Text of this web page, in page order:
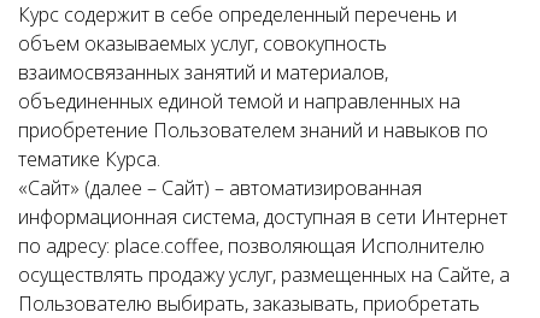
Курс содержит в себе определенный перечень и
объем оказываемых услуг, совокупность
взаимосвязанных занятий и материалов,
объединенных единой темой и направленных на
приобретение Пользователем знаний и навыков по
тематике Курса.
«Сайт» (далее – Сайт) – автоматизированная
информационная система, доступная в сети Интернет
по адресу: place.coffee, позволяющая Исполнителю
осуществлять продажу услуг, размещенных на Сайте, а
Пользователю выбирать, заказывать, приобретать